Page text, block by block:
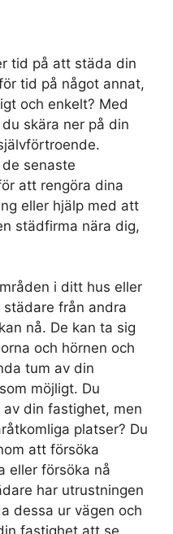
tid på att städa din
tid på något annat,
och enkelt? Med
skära ner på din
senaste
att rengöra dina
eller hjälp med att
städfirma nära dig,
i ditt hus eller
från andra
nå. De kan ta sig
och hörnen och
tum av din
möjligt. Du
din fastighet, men
platser? Du
att försöka
eller försöka nå
har utrustningen
dessa ur vägen och